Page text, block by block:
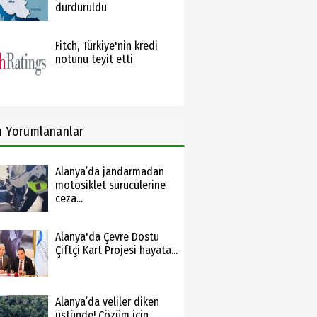
durduruldu
Fitch, Türkiye'nin kredi
notunu teyit etti
Yorumlananlar
Alanya’da jandarmadan
motosiklet sürücülerine
ceza...
Alanya'da Çevre Dostu
Çiftçi Kart Projesi hayata...
Alanya’da veliler diken